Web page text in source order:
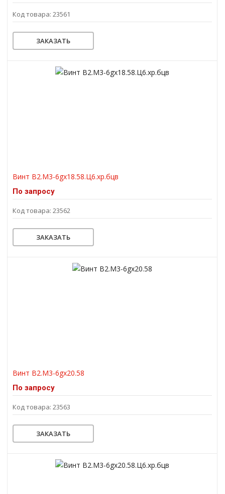
Код товара: 23561
ЗАКАЗАТЬ
Винт В2.М3-6gх18.58.Ц6.хр.бцв
По запросу
Код товара: 23562
ЗАКАЗАТЬ
Винт В2.М3-6gх20.58
По запросу
Код товара: 23563
ЗАКАЗАТЬ